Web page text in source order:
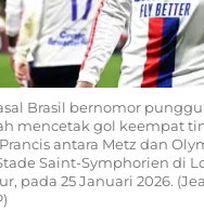
Brasil bernomor
mencetak gol keempat
antara Metz dan
Saint-Symphorien di
pada 25 Januari 2026.